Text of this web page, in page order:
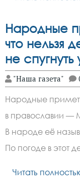
Народные
что нельзя
не
"Наша газета"
Народные
в православии —
В народе её
По погоде в этот
Читать